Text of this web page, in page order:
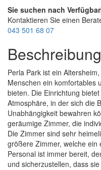
Sie suchen nach
Kontaktieren Sie einen
043 501 68 07
Perla Park ist ein
Menschen ein komfortables
bieten. Die Einrichtung
Atmosphäre, in der sich die
Unabhängigkeit bewahren
geräumige Zimmer, die
Die Zimmer sind sehr
größere Zimmer, welche ein
Personal ist immer bereit,
und sicherzustellen, dass